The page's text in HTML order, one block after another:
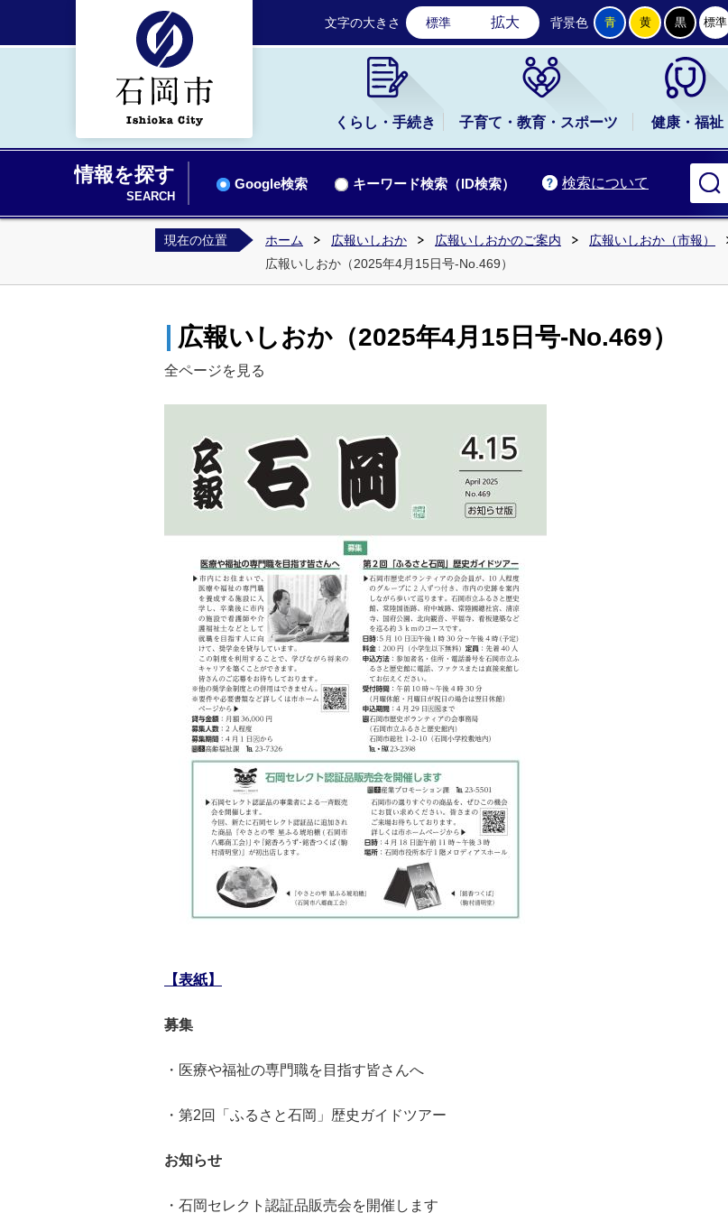
石岡市公式ホームページ
文字の大きさ 標準 拡大 背景色 青 黄 黒 標準
くらし・手続き 子育て・教育・スポーツ 健康・福祉
情報を探す
SEARCH
検索について
Google検索 キーワード検索（ID検索）
現在の位置 ホーム 広報いしおか 広報いしおかのご案内 広報いしおか（市報）
広報いしおか（2025年4月15日号-No.469）
広報いしおか（2025年4月15日号-No.469）
全ページを見る
【表紙】
募集
・医療や福祉の専門職を目指す皆さんへ
・第2回「ふるさと石岡」歴史ガイドツアー
お知らせ
・石岡セレクト認証品販売会を開催します